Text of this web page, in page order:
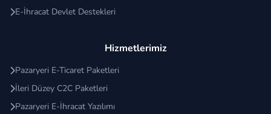
platformunu yönetmek, gözlemlemek, alıcı ve
zamanında teslimi için gerekli kontrolleri yapmak,
hizmetlerin hızlı ve sorunsuz bir şekilde sağlanması
ile yükümlüdür.
E-İhracat Devlet Destekleri
Hizmetlerimiz
Pazaryeri E-Ticaret Paketleri
İleri Düzey C2C Paketleri
Pazaryeri E-İhracat Yazılımı